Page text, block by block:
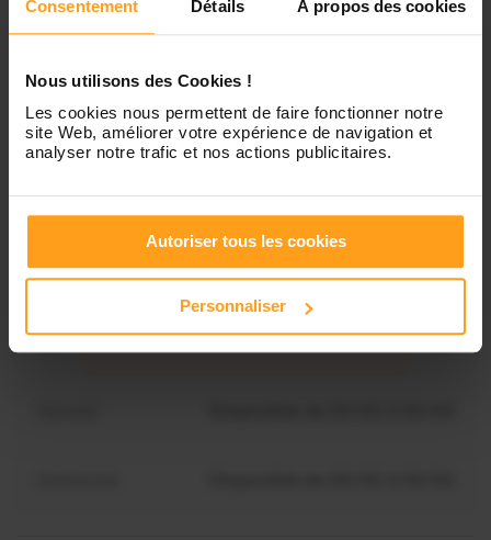
Consentement Détails À propos des cookies
Nous utilisons des Cookies !
Les cookies nous permettent de faire fonctionner notre
site Web, améliorer votre expérience de navigation et
analyser notre trafic et nos actions publicitaires.
Autoriser tous les cookies
Personnaliser
Mardi Disponible de 00:00 à 00:00
Mercredi Disponible de 00:00 à 00:30
Jeudi Disponible de 00:00 à 00:00
Vendredi Disponible de 00:00 à 00:00
Vous souhaitez connaître les
disponibilités de Demou ?
Contactez-nous